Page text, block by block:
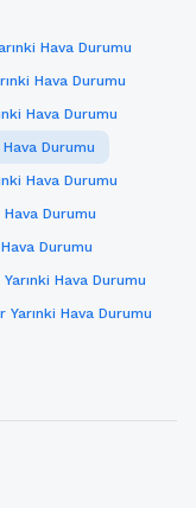
Hava Durumu
Hava Durumu
Hava Durumu
Hava Durumu
Hava Durumu
Hava Durumu
Durumu
Hava Durumu
Yarınki Hava Durumu